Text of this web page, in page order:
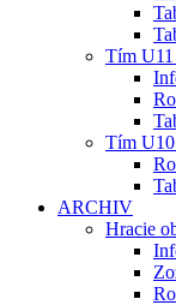
Tím
Tím
ARCHIV
Hracie